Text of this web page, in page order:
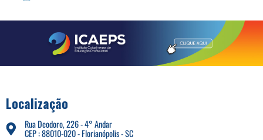
Localização
Rua Deodoro, 226 - 4° Andar
CEP : 88010-020 - Florianópolis - SC